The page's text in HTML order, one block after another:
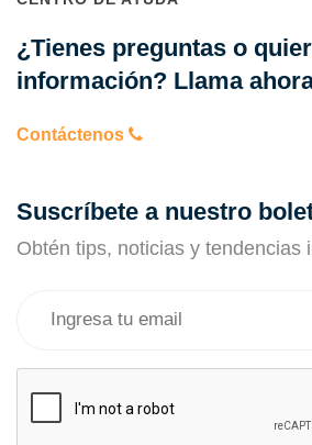
¿Tienes preguntas o
información? Llama
Contáctenos
Suscríbete a nuestro
Obtén tips, noticias y tendencias